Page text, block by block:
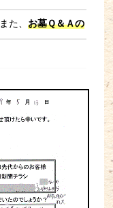
また、お墓Ｑ＆Ａの